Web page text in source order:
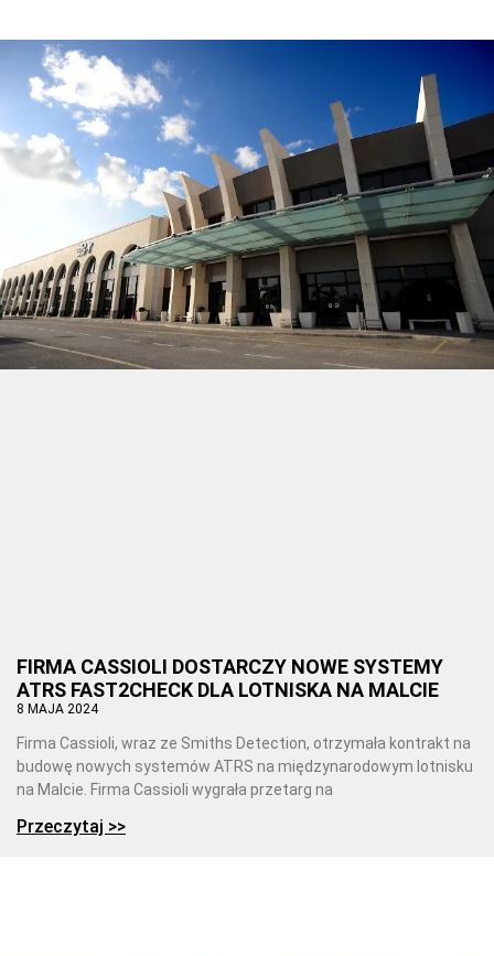
FIRMA CASSIOLI DOSTARCZY NOWE SYSTEMY
ATRS FAST2CHECK DLA LOTNISKA NA MALCIE
8 MAJA 2024
Firma Cassioli, wraz ze Smiths Detection, otrzymała kontrakt na
budowę nowych systemów ATRS na międzynarodowym lotnisku
na Malcie. Firma Cassioli wygrała przetarg na
Przeczytaj >>